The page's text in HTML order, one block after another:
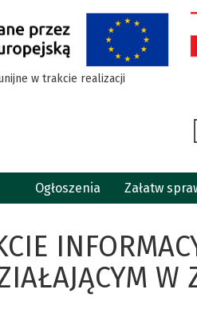
w trakcie realizacji
Ogłoszenia Załatw
W